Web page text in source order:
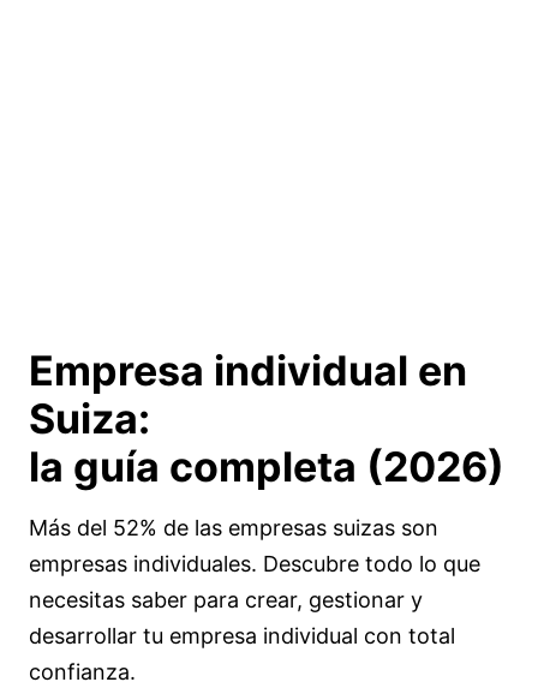
Empresa individual en
Suiza:
la guía completa (2026)
Más del 52% de las empresas suizas son
empresas individuales. Descubre todo lo que
necesitas saber para crear, gestionar y
desarrollar tu empresa individual con total
confianza.